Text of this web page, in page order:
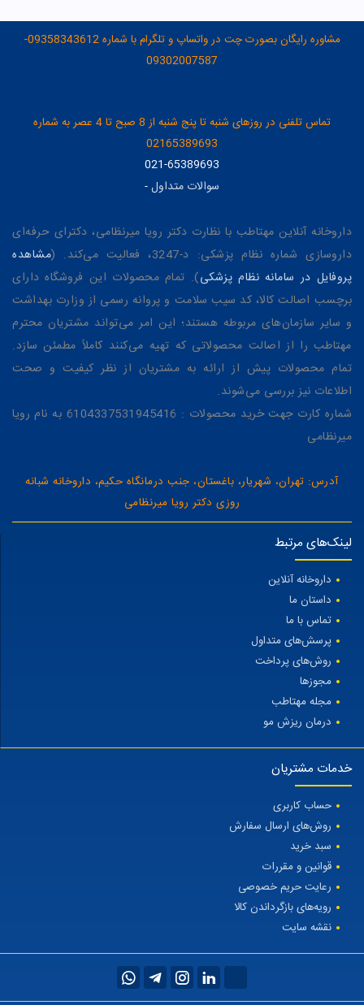
مشاوره رایگان بصورت چت در واتساپ و تلگرام با شماره 09358343612-
09302007587
تماس تلفنی در روزهای شنبه تا پنج شنبه از 8 صبح تا 4 عصر به شماره
02165389693
021-65389693
سوالات متداول-
داروخانه آنلاین مهتاطب با نظارت دکتر رویا میرنظامی، دکترای حرفه‌ای
داروسازی شماره نظام پزشکی: د-3247، فعالیت می‌کند. (
مشاهده
پروفایل در سامانه نظام پزشکی). تمام محصولات این فروشگاه دارای
برچسب اصالت کالا، کد سیب سلامت و پروانه رسمی از وزارت بهداشت
و سایر سازمان‌های مربوطه هستند؛ این امر می‌تواند مشتریان محترم
مهتاطب را از اصالت محصولاتی که تهیه می‌کنند کاملاً مطمئن سازد.
تمام محصولات پیش از ارائه به مشتریان از نظر کیفیت و صحت
اطلاعات نیز بررسی می‌شوند.
شماره کارت جهت خرید محصولات : 6104337531945416 به نام رویا
میرنظامی
آدرس: تهران، شهریار، باغستان، جنب درمانگاه حکیم، داروخانه شبانه
روزی دکتر رویا میرنظامی
لینک‌های مرتبط
داروخانه آنلاین
داستان ما
تماس با ما
پرسش‌های متداول
روش‌های پرداخت
مجوزها
مجله مهتاطب
درمان ریزش مو
خدمات مشتریان
حساب کاربری
روش‌های ارسال سفارش
سبد خرید
قوانین و مقررات
رعایت حریم خصوصی
رویه‌های بازگرداندن کالا
نقشه سایت